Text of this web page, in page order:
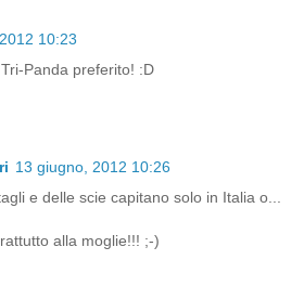
10:23
Panda preferito! :D
13 giugno, 2012 10:26
e delle scie capitano solo in Italia o...
alla moglie!!! ;-)